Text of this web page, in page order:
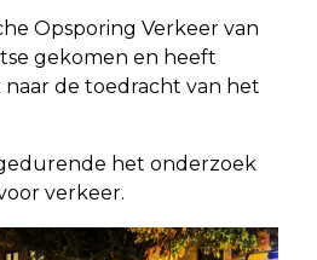
Opsporing Verkeer van
gekomen en heeft
de toedracht van het
het onderzoek
verkeer.